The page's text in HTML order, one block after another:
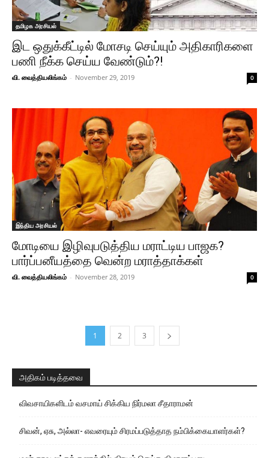
தமிழக அரசியல்
இட ஒதுக்கீட்டில் மோசடி செய்யும் அதிகாரிகளை
பணி நீக்க செய்ய வேண்டும்?!
வி. வைத்தியலிங்கம் - November 29, 2019 0
இந்திய அரசியல்
மோடியை இழிவுபடுத்திய மராட்டிய பாஜக?
பார்ப்பனீயத்தை வென்ற மராத்தாக்கள்
வி. வைத்தியலிங்கம் - November 28, 2019 0
1 2 3
அதிகம் படித்தவை
விவசாயிகளிடம் வசமாய் சிக்கிய நிர்மலா சீதாராமன்
சிவன், ஏசு, அல்லா- எவரையும் சிரமப்படுத்தாத நம்பிக்கையாளர்கள்?